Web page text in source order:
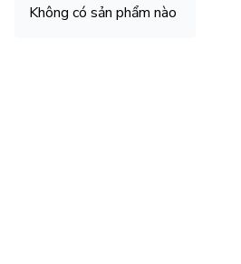
Không có sản phẩm nào